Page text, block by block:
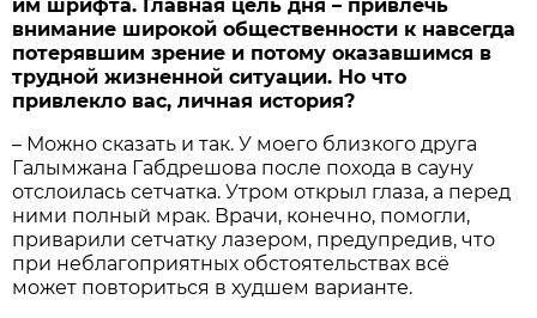
им шрифта. Главная цель дня – привлечь
внимание широкой общественности к навсегда
потерявшим зрение и потому оказавшимся в
трудной жизненной ситуации. Но что
привлекло вас, личная история?
– Можно сказать и так. У моего близкого друга
Галымжана Габдрешова после похода в сауну
отслоилась сетчатка. Утром открыл глаза, а перед
ними полный мрак. Врачи, конечно, помогли,
приварили сетчатку лазером, предупредив, что
при неблагоприятных обстоятельствах всё
может повториться в худшем варианте.